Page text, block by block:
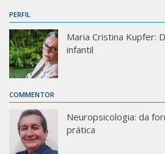
PERFIL
Maria Cristina Kupfer:
infantil
COMMENTOR
Neuropsicologia: da
prática